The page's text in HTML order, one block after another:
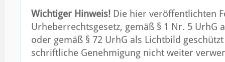
Wichtiger Hinweis! Die hier veröffentlichten
Urheberrechtsgesetz, gemäß § 1 Nr. 5 UrhG
oder gemäß § 72 UrhG als Lichtbild
schriftliche Genehmigung nicht weiter